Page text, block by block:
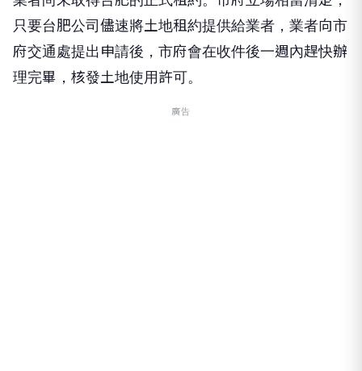
只要台肥公司儘速將土地租約提供給業者，業者向市
府交通處提出申請後，市府會在收件後一週內趕快辦
理完畢，核發土地使用許可。
廣告